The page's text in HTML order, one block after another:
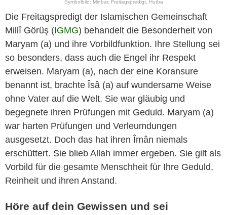
Symbolbild: Minbar, Freitagspredigt, Hutba
Die Freitagspredigt der Islamischen Gemeinschaft
Millî Görüş (IGMG) behandelt die Besonderheit von
Maryam (a) und ihre Vorbildfunktion. Ihre Stellung sei
so besonders, dass auch die Engel ihr Respekt
erweisen. Maryam (a), nach der eine Koransure
benannt ist, brachte Îsâ (a) auf wundersame Weise
ohne Vater auf die Welt. Sie war gläubig und
begegnete ihren Prüfungen mit Geduld. Maryam (a)
war harten Prüfungen und Verleumdungen
ausgesetzt. Doch das hat ihren Îmân niemals
erschüttert. Sie blieb Allah immer ergeben. Sie gilt als
Vorbild für die gesamte Menschheit für Ihre Geduld,
Reinheit und ihren Anstand.
Höre auf dein Gewissen und sei